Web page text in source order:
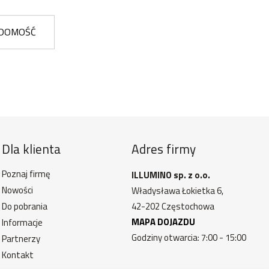
Dla klienta
Poznaj firmę
Nowości
Do pobrania
Informacje
Partnerzy
Kontakt
Adres firmy
ILLUMINO sp. z o.o.
Władysława Łokietka 6,
42-202 Częstochowa
MAPA DOJAZDU
Godziny otwarcia: 7:00 - 15:00